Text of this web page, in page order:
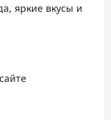
яркие вкусы и